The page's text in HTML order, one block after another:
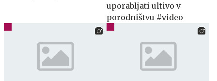
uporabljati ultivo v
porodništvu #video